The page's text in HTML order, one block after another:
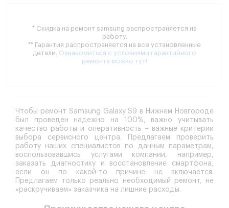
* Скидка на ремонт samsung распространяется на
работу.
** Гарантия распространяется на все установленные
детали. Ознакомиться с условиями гарантийного
ремонта можно тут!
Чтобы ремонт Samsung Galaxy S9 в Нижнем Новгороде
был проведен надежно на 100%, важно учитывать
качество работы и оперативность – важные критерии
выбора сервисного центра. Предлагаем проверить
работу наших специалистов по данным параметрам,
воспользовавшись услугами компании, например,
заказать диагностику и восстановление смартфона,
если он по какой-то причине не включается.
Предлагаем только реально необходимый ремонт, не
«раскручиваем» заказчика на лишние расходы.